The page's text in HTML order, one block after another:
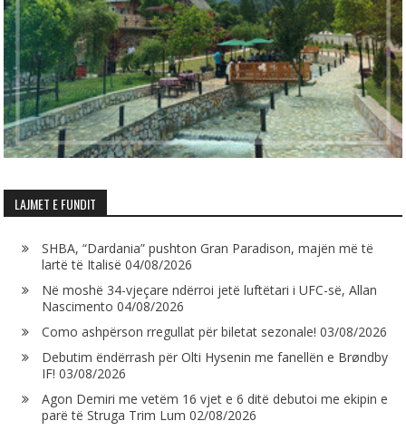
LAJMET E FUNDIT
SHBA, “Dardania” pushton Gran Paradison, majën më të
lartë të Italisë 04/08/2026
Në moshë 34-vjeçare ndërroi jetë luftëtari i UFC-së, Allan
Nascimento 04/08/2026
Como ashpërson rregullat për biletat sezonale! 03/08/2026
Debutim ëndërrash për Olti Hysenin me fanellën e Brøndby
IF! 03/08/2026
Agon Demiri me vetëm 16 vjet e 6 ditë debutoi me ekipin e
parë të Struga Trim Lum 02/08/2026